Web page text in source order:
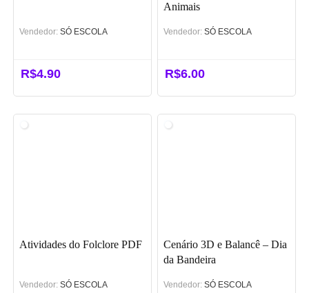
Vendedor: SÓ ESCOLA
R$4.90
Animais
Vendedor: SÓ ESCOLA
R$6.00
Atividades do Folclore PDF
Vendedor: SÓ ESCOLA
Cenário 3D e Balancê – Dia
da Bandeira
Vendedor: SÓ ESCOLA